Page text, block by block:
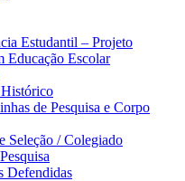
Estudantil – Projeto
Educação Escolar
de Pesquisa e Corpo
Seleção / Colegiado
Defendidas